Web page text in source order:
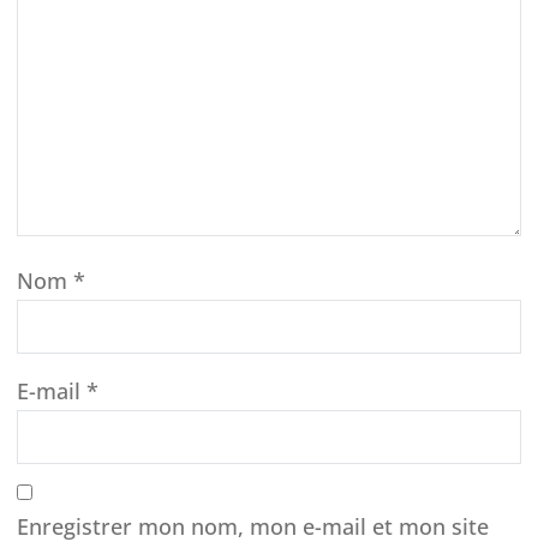
Nom *
E-mail *
Enregistrer mon nom, mon e-mail et mon site